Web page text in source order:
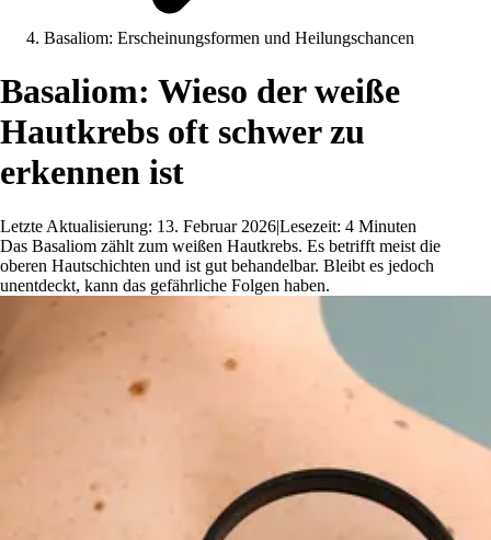
Basaliom: Erscheinungsformen und Heilungschancen
Basaliom: Wieso der weiße
Hautkrebs oft schwer zu
erkennen ist
Letzte Aktualisierung: 13. Februar 2026|Lesezeit: 4 Minuten
Das Basaliom zählt zum weißen Hautkrebs. Es betrifft meist die
oberen Hautschichten und ist gut behandelbar. Bleibt es jedoch
unentdeckt, kann das gefährliche Folgen haben.